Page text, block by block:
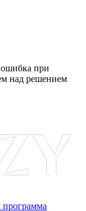
при
над решением
программа